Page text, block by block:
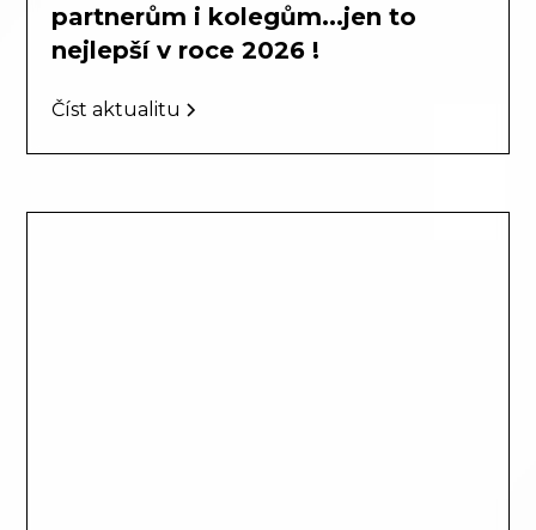
partnerům i kolegům...jen to
nejlepší v roce 2026 !
Číst aktualitu